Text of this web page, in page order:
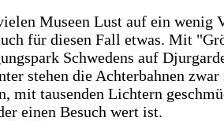
Museen Lust auf ein wenig
für diesen Fall etwas. Mit
Schwedens auf
stehen die Achterbahnen
mit tausenden Lichtern
einen Besuch wert ist.